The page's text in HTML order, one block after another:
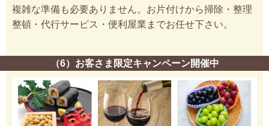
複雑な準備も必要ありません。お片付けから掃除・整理
整頓・代行サービス・便利屋業までお任せ下さい。
（6）お客さま限定キャンペーン開催中